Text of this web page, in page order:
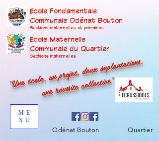
Ecole Fondamentale
Communale Odénat Bouton
Sections maternelles et primaires
Ecole Maternelle
Communale du Quartier
Sections maternelles
"Une école, un projet, deux implantations,
une réussite collective"
ME
NU
Odénat Bouton Quartier